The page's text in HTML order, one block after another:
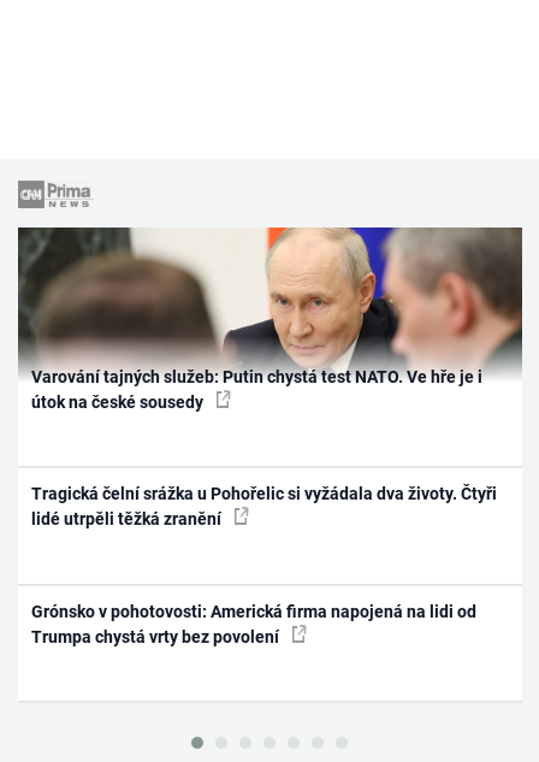
Varování tajných služeb: Putin chystá test NATO. Ve hře je i
útok na české sousedy
Tragická čelní srážka u Pohořelic si vyžádala dva životy. Čtyři
lidé utrpěli těžká zranění
Grónsko v pohotovosti: Americká firma napojená na lidi od
Trumpa chystá vrty bez povolení